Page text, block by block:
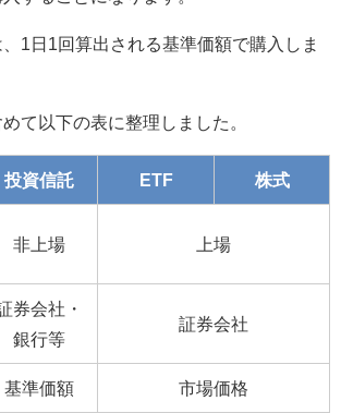
1日1回算出される基準価額で購入しま
て以下の表に整理しました。
投資信託 ETF 株式
非上場 上場
券会社・
銀行等
証券会社
基準価額 市場価格